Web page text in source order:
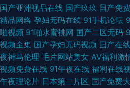
国产亚洲视品在线 国产玖玖 国产免
精品网络 孕妇无码在线 91手机论坛
啪视频 91啪水蜜桃网 国产二区无码
视频全集 国产孕妇无码视频 国产在
夜神马伦理 毛片网站美女 AV福利激
视频免费在线 91午夜在线 福利在线
午夜理论片 日本第二片区 国产免费